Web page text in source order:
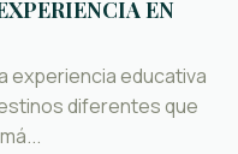
EN
experiencia educativa
diferentes que